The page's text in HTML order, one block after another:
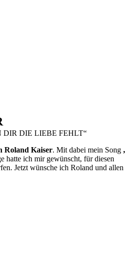
DIR DIE LIEBE FEHLT“
Roland Kaiser. Mit dabei mein Song
hatte ich mir gewünscht, für diesen
Jetzt wünsche ich Roland und allen